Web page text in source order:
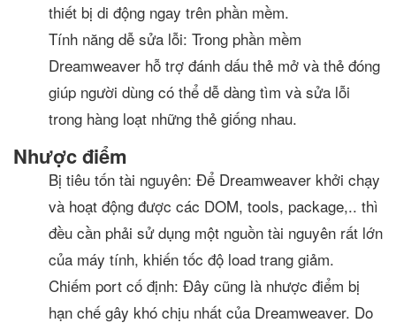
thiết bị di động ngay trên phần mềm.
Tính năng dễ sửa lỗi: Trong phần mềm
Dreamweaver hỗ trợ đánh dấu thẻ mở và thẻ đóng
giúp người dùng có thể dễ dàng tìm và sửa lỗi
trong hàng loạt những thẻ giống nhau.
Nhược điểm
Bị tiêu tốn tài nguyên: Để Dreamweaver khởi chạy
và hoạt động được các DOM, tools, package,.. thì
đều cần phải sử dụng một nguồn tài nguyên rất lớn
của máy tính, khiến tốc độ load trang giảm.
Chiếm port cố định: Đây cũng là nhược điểm bị
hạn chế gây khó chịu nhất của Dreamweaver. Do